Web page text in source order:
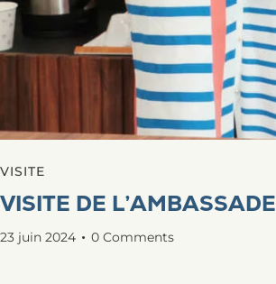
VISITE
VISITE DE
23 juin 2024 0 Comments